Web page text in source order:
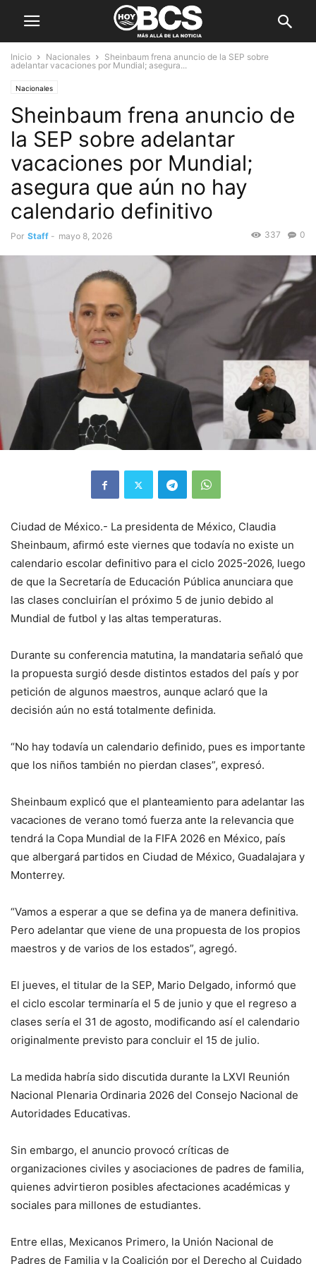
Inicio Nacionales
Sheinbaum frena anuncio de la SEP sobre
adelantar vacaciones por Mundial; asegura...
Nacionales
Sheinbaum frena anuncio de
la SEP sobre adelantar
vacaciones por Mundial;
asegura que aún no hay
calendario definitivo
Por Staff - mayo 8, 2026 0
337
Ciudad de México.- La presidenta de México, Claudia
Sheinbaum, afirmó este viernes que todavía no existe un
calendario escolar definitivo para el ciclo 2025-2026, luego
de que la Secretaría de Educación Pública anunciara que
las clases concluirían el próximo 5 de junio debido al
Mundial de futbol y las altas temperaturas.
Durante su conferencia matutina, la mandataria señaló que
la propuesta surgió desde distintos estados del país y por
petición de algunos maestros, aunque aclaró que la
decisión aún no está totalmente definida.
“No hay todavía un calendario definido, pues es importante
que los niños también no pierdan clases”, expresó.
Sheinbaum explicó que el planteamiento para adelantar las
vacaciones de verano tomó fuerza ante la relevancia que
tendrá la Copa Mundial de la FIFA 2026 en México, país
que albergará partidos en Ciudad de México, Guadalajara y
Monterrey.
“Vamos a esperar a que se defina ya de manera definitiva.
Pero adelantar que viene de una propuesta de los propios
maestros y de varios de los estados”, agregó.
El jueves, el titular de la SEP, Mario Delgado, informó que
el ciclo escolar terminaría el 5 de junio y que el regreso a
clases sería el 31 de agosto, modificando así el calendario
originalmente previsto para concluir el 15 de julio.
La medida habría sido discutida durante la LXVI Reunión
Nacional Plenaria Ordinaria 2026 del Consejo Nacional de
Autoridades Educativas.
Sin embargo, el anuncio provocó críticas de
organizaciones civiles y asociaciones de padres de familia,
quienes advirtieron posibles afectaciones académicas y
sociales para millones de estudiantes.
Entre ellas, Mexicanos Primero, la Unión Nacional de
Padres de Familia y la Coalición por el Derecho al Cuidado